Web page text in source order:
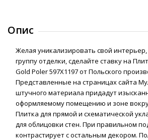
Опис
Желая уникализировать свой
группу отделки, сделайте ставку на
Gold Poler 597Х1197 от Польского
Представленные на страницах сайта
штучного материала придадут
оформляемому помещению и зоне
Плитка для прямой и схематической
для облицовки стен. При правильном
контрастирует с остальным декором.